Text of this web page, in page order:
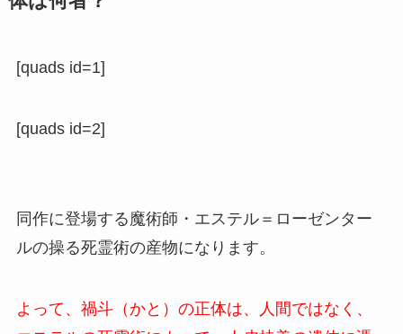
[quads id=1]
[quads id=2]
同作に登場する魔術師・エステル＝ローゼンター
ルの操る死霊術の産物になります。
よって、禍斗（かと）の正体は、人間ではなく、